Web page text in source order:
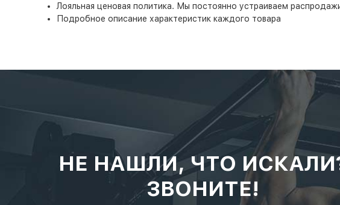
Лояльная ценовая политика. Мы постоянно устраиваем
Подробное описание характеристик каждого товара
НЕ НАШЛИ, ЧТО
ЗВОНИТЕ!